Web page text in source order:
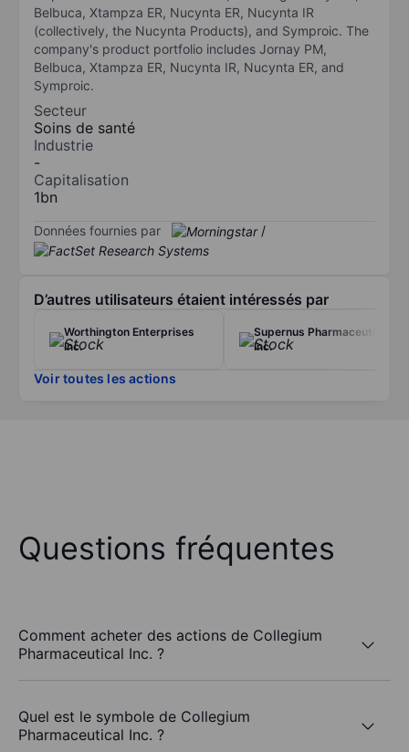
Belbuca, Xtampza ER, Nucynta ER, Nucynta IR
(collectively, the Nucynta Products), and Symproic. The
company's product portfolio includes Jornay PM,
Belbuca, Xtampza ER, Nucynta IR, Nucynta ER, and
Symproic.
Secteur
Soins de santé
Industrie
-
Capitalisation
1bn
Données fournies par /
D’autres utilisateurs étaient intéressés par
Worthington Enterprises
Inc.
Supernus Pharmaceuticals
Inc.
Voir toutes les actions
Questions fréquentes
Comment acheter des actions de Collegium
Pharmaceutical Inc. ?
Quel est le symbole de Collegium
Pharmaceutical Inc. ?